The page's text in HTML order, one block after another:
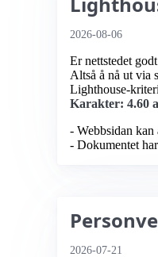
2026-08-06
Er nettstedet
Altså å nå ut via
Lighthouse-
Karakter: 4.60
- Webbsidan kan
- Dokumentet
2026-07-21